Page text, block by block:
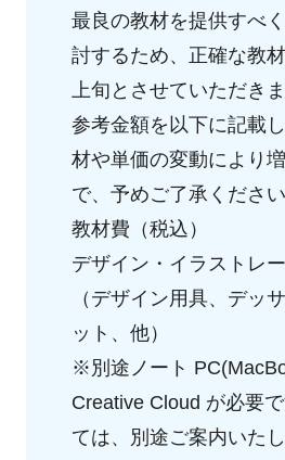
最良の教材を提供すべ
討するため、正確な教
上旬とさせていただきま
参考金額を以下に記載
材や単価の変動により
で、予めご了承ください
教材費（税込）
デザイン・イラストレ
（デザイン用具、デッ
ット、他）
※別途ノート
Creative Cloud が必要
ては、別途ご案内いたし